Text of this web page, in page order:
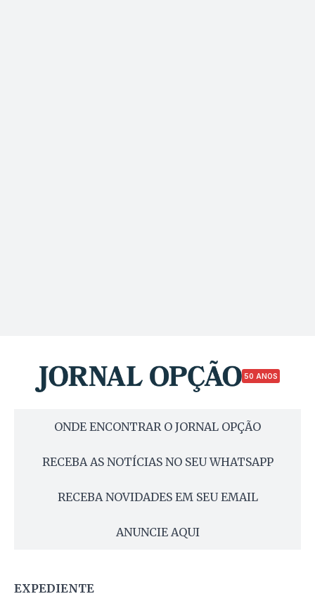
50 ANOS
ONDE ENCONTRAR O JORNAL OPÇÃO
RECEBA AS NOTÍCIAS NO SEU WHATSAPP
RECEBA NOVIDADES EM SEU EMAIL
ANUNCIE AQUI
EXPEDIENTE